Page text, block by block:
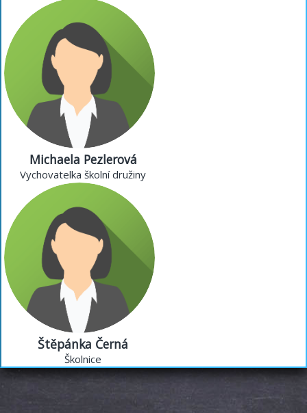
Michaela Pezlerová
Vychovatelka školní družiny
Michaela Pezlerová
Vychovatelka školní družiny
Štěpánka Černá
Školnice
nejlepší školnice na světě
Štěpánka Černá
Školnice